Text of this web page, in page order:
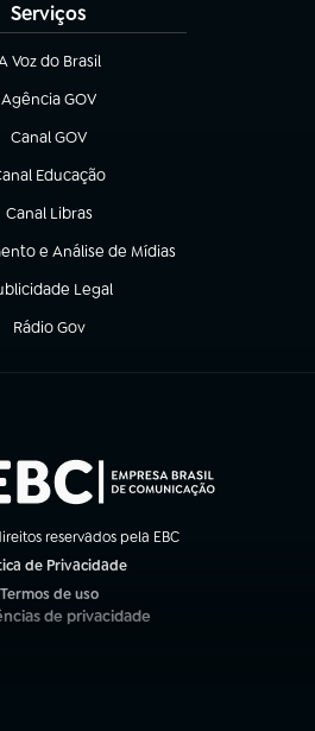
Serviços
Voz do Brasil
em nova aba)
Agência GOV
(abre em nova aba)
Canal GOV
(abre em nova aba)
Educação
em nova aba)
Canal Libras
(abre em nova aba)
e Análise de Mídias
aba)
Legal
em nova aba)
Rádio Gov
(abre em nova aba)
reservados pela EBC
de Privacidade
Termos de uso
em nova aba)
de privacidade